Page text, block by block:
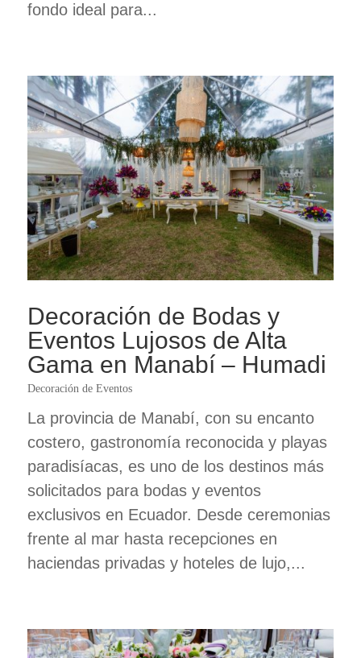
fondo ideal para...
Decoración de Bodas y
Eventos Lujosos de Alta
Gama en Manabí – Humadi
Decoración de Eventos
La provincia de Manabí, con su encanto
costero, gastronomía reconocida y playas
paradisíacas, es uno de los destinos más
solicitados para bodas y eventos
exclusivos en Ecuador. Desde ceremonias
frente al mar hasta recepciones en
haciendas privadas y hoteles de lujo,...